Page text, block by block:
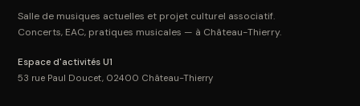
Salle de musiques actuelles et projet culturel associatif.
Concerts, EAC, pratiques musicales — à Château-Thierry.
Espace d'activités U1
53 rue Paul Doucet, 02400 Château-Thierry